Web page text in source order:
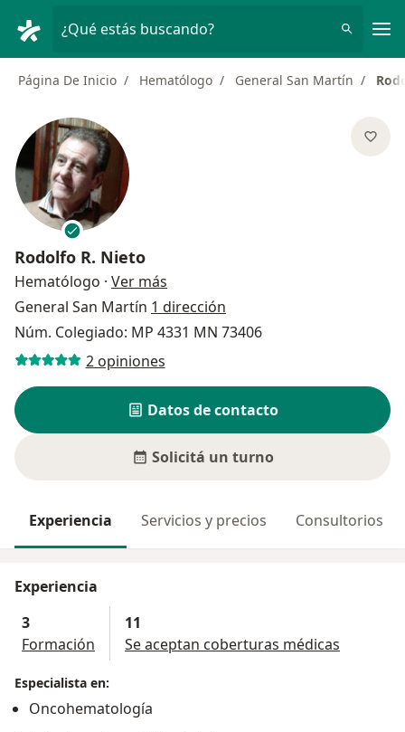
¿Qué estás buscando?
Página De Inicio Hematólogo General San Martín
Rodolfo R. Nieto
Hematólogo · Ver más
General San Martín 1 dirección
Núm. Colegiado: MP 4331 MN 73406
2 opiniones
Datos de contacto
Solicitá un turno
Experiencia Servicios y precios Consultorios
Experiencia
3
Formación
11
Se aceptan coberturas médicas
Especialista en:
Oncohematología